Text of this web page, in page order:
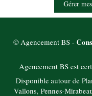
Gérer
© Agencement BS -
Agencement BS est
Disponible autour de
Vallons, Pennes-